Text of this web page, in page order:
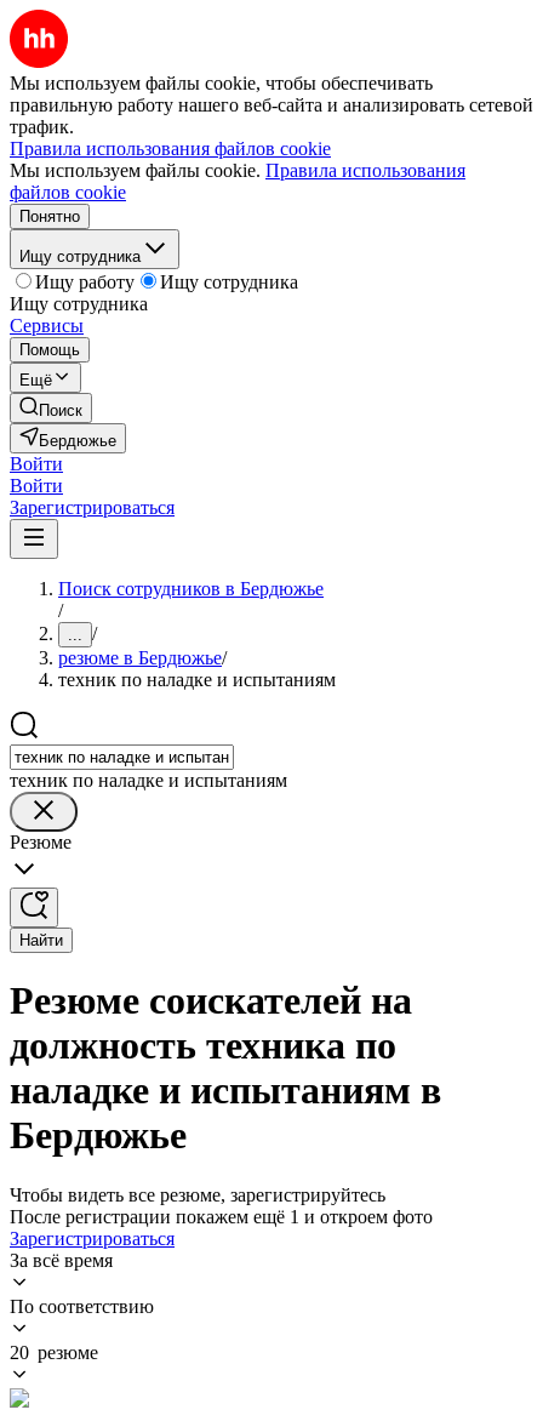
Мы используем файлы cookie, чтобы обеспечивать
правильную работу нашего веб-сайта и анализировать сетевой
трафик.
Правила использования файлов cookie
Мы используем файлы cookie. Правила использования
файлов cookie
Понятно
Ищу сотрудника
Ищу работу
Ищу сотрудника
Ищу сотрудника
Сервисы
Помощь
Ещё
Поиск
Бердюжье
Войти
Войти
Зарегистрироваться
Поиск сотрудников в Бердюжье
/
... /
резюме в Бердюжье/
техник по наладке и испытаниям
техник по наладке и испытаниям
Резюме
Найти
Резюме соискателей на
должность техника по
наладке и испытаниям в
Бердюжье
Чтобы видеть все резюме, зарегистрируйтесь
После регистрации покажем ещё 1 и откроем фото
Зарегистрироваться
За всё время
По соответствию
20 резюме